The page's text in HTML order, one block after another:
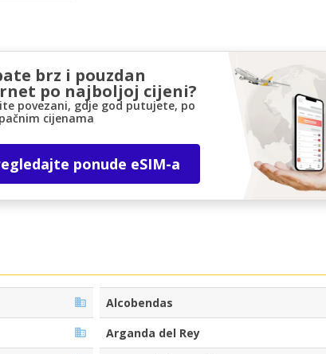
naših
brz i pouzdan
po najboljoj cijeni?
povezani, gdje god putujete, po
cijenama
ponude eSIM-a
Alcobendas
Arganda del Rey